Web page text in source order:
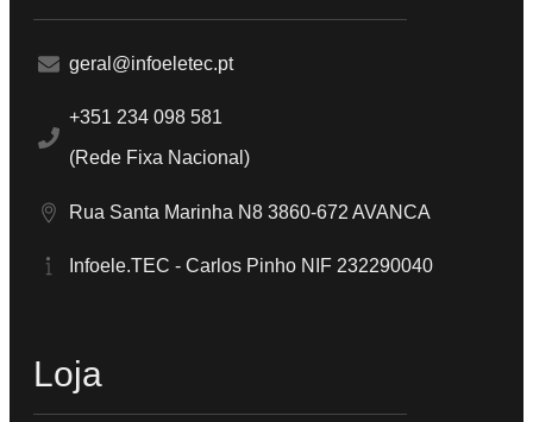
geral@infoeletec.pt
+351 234 098 581
(Rede Fixa Nacional)
Rua Santa Marinha N8 3860-672 AVANCA
Infoele.TEC - Carlos Pinho NIF 232290040
Loja